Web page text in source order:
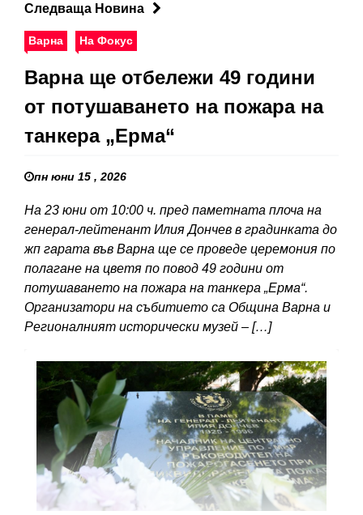
Следваща Новина
Варна На Фокус
Варна ще отбележи 49 години
от потушаването на пожара на
танкера „Ерма“
пн юни 15 , 2026
На 23 юни от 10:00 ч. пред паметната плоча на
генерал-лейтенант Илия Дончев в градинката до
жп гарата във Варна ще се проведе церемония по
полагане на цветя по повод 49 години от
потушаването на пожара на танкера „Ерма“.
Организатори на събитието са Община Варна и
Регионалният исторически музей – […]